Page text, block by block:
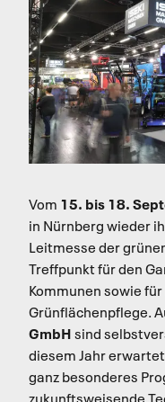
Vom 15. bis 18.
in Nürnberg wieder
Leitmesse der
Treffpunkt für den
Kommunen sowie
Grünflächenpflege.
GmbHsind
diesem Jahr
ganz besonderes
zukunftsweisende